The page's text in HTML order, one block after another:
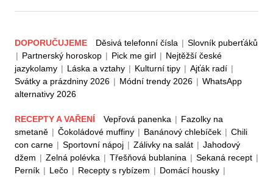
DOPORUČUJEME Děsivá telefonní čísla | Slovník puberťáků
| Partnerský horoskop | Pick me girl | Nejtěžší české
jazykolamy | Láska a vztahy | Kulturní tipy | Ajťák radí |
Svátky a prázdniny 2026 | Módní trendy 2026 | WhatsApp
alternativy 2026
RECEPTY A VAŘENÍ Vepřová panenka | Fazolky na
smetaně | Čokoládové muffiny | Banánový chlebíček | Chili
con carne | Sportovní nápoj | Zálivky na salát | Jahodový
džem | Zelná polévka | Třešňová bublanina | Sekaná recept |
Perník | Lečo | Recepty s rybízem | Domácí housky |